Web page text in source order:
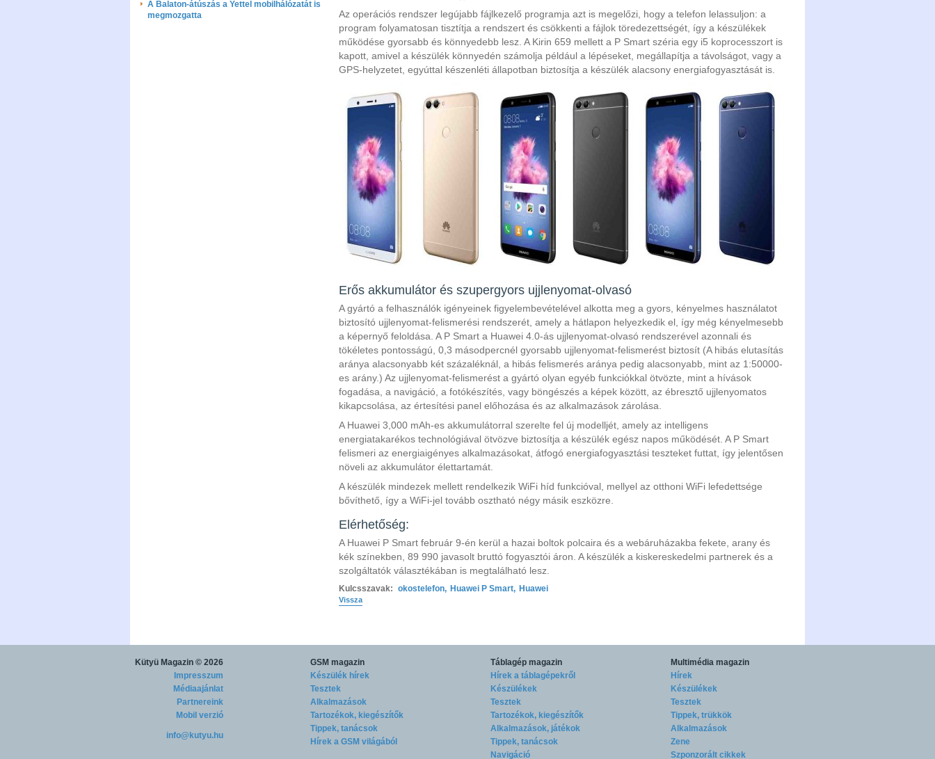
A Balaton-átúszás a Yettel mobilhálózatát is
megmozgatta
Az operációs rendszer legújabb fájlkezelő programja azt is megelőzi, hogy a telefon lelassuljon: a
program folyamatosan tisztítja a rendszert és csökkenti a fájlok töredezettségét, így a készülékek
működése gyorsabb és könnyedebb lesz. A Kirin 659 mellett a P Smart széria egy i5 koprocesszort is
kapott, amivel a készülék könnyedén számolja például a lépéseket, megállapítja a távolságot, vagy a
GPS-helyzetet, egyúttal készenléti állapotban biztosítja a készülék alacsony energiafogyasztását is.
Erős akkumulátor és szupergyors ujjlenyomat-olvasó
A gyártó a felhasználók igényeinek figyelembevételével alkotta meg a gyors, kényelmes használatot
biztosító ujjlenyomat-felismerési rendszerét, amely a hátlapon helyezkedik el, így még kényelmesebb
a képernyő feloldása. A P Smart a Huawei 4.0-ás ujjlenyomat-olvasó rendszerével azonnali és
tökéletes pontosságú, 0,3 másodpercnél gyorsabb ujjlenyomat-felismerést biztosít (A hibás elutasítás
aránya alacsonyabb két százaléknál, a hibás felismerés aránya pedig alacsonyabb, mint az 1:50000-
es arány.) Az ujjlenyomat-felismerést a gyártó olyan egyéb funkciókkal ötvözte, mint a hívások
fogadása, a navigáció, a fotókészítés, vagy böngészés a képek között, az ébresztő ujjlenyomatos
kikapcsolása, az értesítési panel előhozása és az alkalmazások zárolása.
A Huawei 3,000 mAh-es akkumulátorral szerelte fel új modelljét, amely az intelligens
energiatakarékos technológiával ötvözve biztosítja a készülék egész napos működését. A P Smart
felismeri az energiaigényes alkalmazásokat, átfogó energiafogyasztási teszteket futtat, így jelentősen
növeli az akkumulátor élettartamát.
A készülék mindezek mellett rendelkezik WiFi híd funkcióval, mellyel az otthoni WiFi lefedettsége
bővíthető, így a WiFi-jel tovább osztható négy másik eszközre.
Elérhetőség:
A Huawei P Smart február 9-én kerül a hazai boltok polcaira és a webáruházakba fekete, arany és
kék színekben, 89 990 javasolt bruttó fogyasztói áron. A készülék a kiskereskedelmi partnerek és a
szolgáltatók választékában is megtalálható lesz.
Kulcsszavak: okostelefon, Huawei P Smart, Huawei
Vissza
Kütyü Magazin © 2026
Impresszum
Médiaajánlat
Partnereink
Mobil verzió
info@kutyu.hu
GSM magazin
Készülék hírek
Tesztek
Alkalmazások
Tartozékok, kiegészítők
Tippek, tanácsok
Hírek a GSM világából
Táblagép magazin
Hírek a táblagépekről
Készülékek
Tesztek
Tartozékok, kiegészítők
Alkalmazások, játékok
Tippek, tanácsok
Navigáció
Multimédia magazin
Hírek
Készülékek
Tesztek
Tippek, trükkök
Alkalmazások
Zene
Szponzorált cikkek